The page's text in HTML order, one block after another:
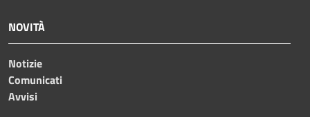
NOVITÀ
Notizie
Comunicati
Avvisi